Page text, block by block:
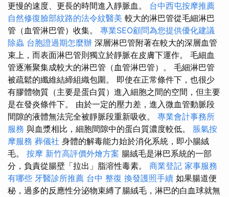
更慢的速度、更長的時間進入靜脈血。 台中西屯按摩推薦
自然修復臉部紋路的法令紋醫美 較大的淋巴管從毛細淋巴
管（血管淋巴管）收集。 專業SEO顧問為您提供優化建議
除蟲 台胞證過期怎麼辦 深層淋巴管附著在較大的深層血管
束上，而表面淋巴管則獨立於靜脈在皮膚下運作。 毛細血
管逐漸聚集成較大的淋巴管（血管淋巴管）。 毛細淋巴管
被疏鬆的纖維結締組織包圍。 即使在正常條件下，也很少
有膠體物質（主要是蛋白質）進入細胞之間的空間，但主要
是在發炎條件下。 由於一定的壓力差，進入微血管動脈段
間隙的液體無法完全被靜脈段重新吸收。 專業會計事務所
服務 與血漿相比，細胞間隙中的蛋白質濃度較低。 脹氣按
摩服務 葬儀社 身體的解毒能力始於消化系統，即小腸絨
毛。 按摩 新竹高評價外燴方案 腸絨毛是淋巴系統的一部
分，負責從腸壁「拉出」脂溶性毒素。 商業登記 家事服務
有哪些 牙醫診所推薦 台中 整復 換發護照手續 如果腸道便
秘，過多的反應性分泌物束縛了腸絨毛，淋巴的白血球就無